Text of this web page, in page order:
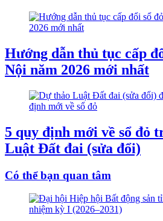
Hướng dẫn thủ tục cấp
Nội năm 2026 mới nhất
5 quy định mới về sổ đỏ
Luật Đất đai (sửa đổi)
Có thể bạn quan tâm